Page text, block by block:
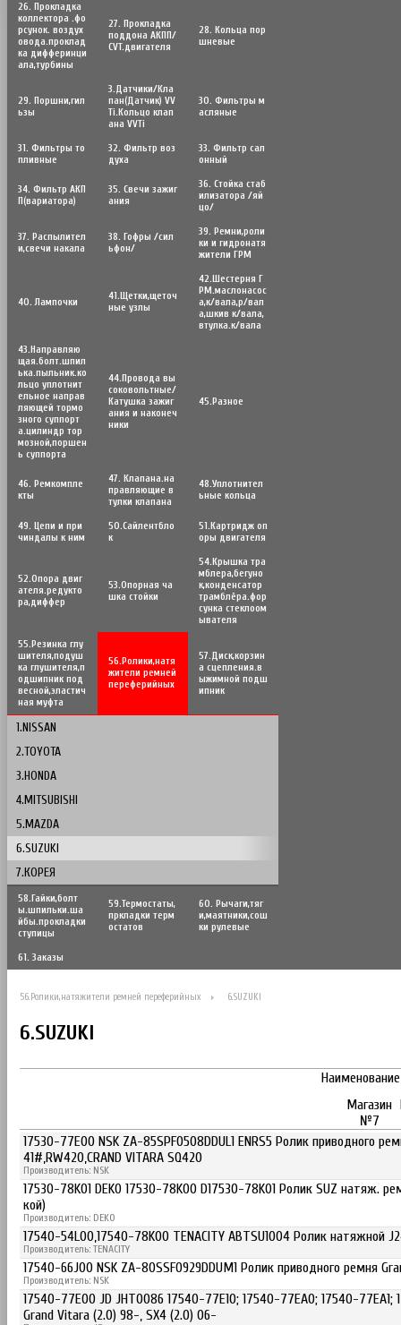
26. Прокладка
коллектора .фо
рсунок. воздух
овода.проклад
ка дифферинци
ала,турбины
27. Прокладка
поддона АКПП/
CVT.двигателя
28. Кольца пор
шневые
29. Поршни,гил
ьзы
3.Датчики/Кла
пан(Датчик) VV
Ti.Кольцо клап
ана VVTi
30. Фильтры м
асляные
31. Фильтры то
пливные
32. Фильтр воз
духа
33. Фильтр сал
онный
34. Фильтр АКП
П(вариатора)
35. Свечи зажиг
ания
36. Стойка стаб
илизатора /яй
цо/
37. Распылител
и,свечи накала
38. Гофры /сил
ьфон/
39. Ремни,роли
ки и гидронатя
жители ГРМ
40. Лампочки
41.Щетки,щеточ
ные узлы
42.Шестерня Г
РМ.маслонасос
а,к/вала,р/вал
а,шкив к/вала,
втулка.к/вала
43.Направляю
щая.болт.шпил
ька.пыльник.ко
льцо уплотнит
ельное направ
ляющей тормо
зного суппорт
а.цилиндр тор
мозной,поршен
ь суппорта
44.Провода вы
соковольтные/
Катушка зажиг
ания и наконеч
ники
45.Разное
46. Ремкомпле
кты
47. Клапана.на
правляющие в
тулки клапана
48.Уплотнител
ьные кольца
49. Цепи и при
чиндалы к ним
50.Сайлентбло
к
51.Картридж оп
оры двигателя
52.Опора двиг
ателя.редукто
ра,диффер
53.Опорная ча
шка стойки
54.Крышка тра
мблера,бегуно
к,конденсатор
трамблёра.фор
сунка стеклоом
ывателя
55.Резинка глу
шителя,подуш
ка глушителя,п
одшипник под
весной,эластич
ная муфта
56.Poлики,натя
жители ремней
переферийных
57.Диск,корзин
а сцепления.в
ыжимной подш
ипник
1.NISSAN
2.TOYOTA
3.HONDA
4.MITSUBISHI
5.MAZDA
6.SUZUKI
7.КОРЕЯ
58.Гайки,болт
ы.шпильки.ша
йбы.прокладки
ступицы
59.Термостаты,
пркладки терм
остатов
60. Рычаги,тяг
и,маятники,сош
ки рулевые
61. Заказы
56.Poлики,натяжители ремней переферийных 6.SUZUKI
6.SUZUKI
Наименование
Магазин
№7
17530-77E00 NSK ZA-85SPF0508DDUL1 ENRS5 Ролик приводного
41#,RW420,CRAND VITARA SQ420
Производитель: NSK
17530-78K01 DEKO 17530-78K00 D17530-78K01 Ролик SUZ натяж.
кой)
Производитель: DEKO
17540-54L00,17540-78K00 TENACITY ABTSU1004 Ролик натяжной
Производитель: TENACITY
17540-66J00 NSK ZA-80SSF0929DDUM1 Ролик приводного ремня
Производитель: NSK
17540-77E00 JD JHT0086 17540-77E10; 17540-77EA0; 17540-
Grand Vitara (2.0) 98-, SX4 (2.0) 06-